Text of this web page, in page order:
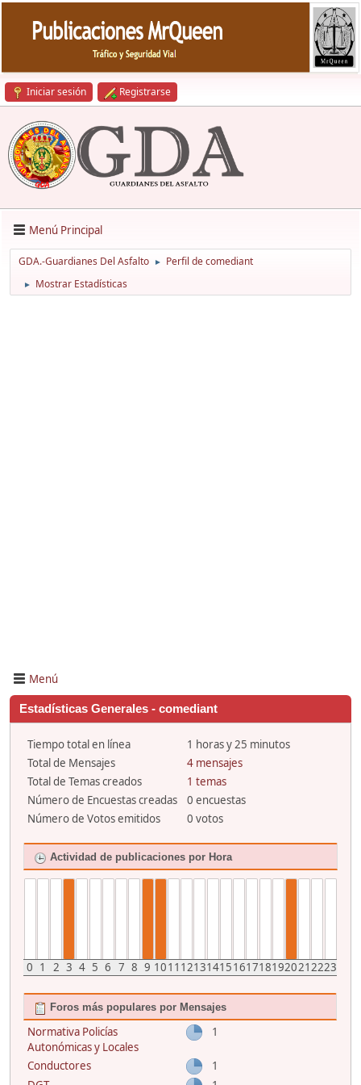
Iniciar sesión Registrarse
Menú Principal
GDA.-Guardianes Del Asfalto ► Perfil de comediant
► Mostrar Estadísticas
Menú
Estadísticas Generales - comediant
Tiempo total en línea
1 horas y 25 minutos
Total de Mensajes
4 mensajes
Total de Temas creados
1 temas
Número de Encuestas creadas
0 encuestas
Número de Votos emitidos
0 votos
Actividad de publicaciones por Hora
0 1 2 3 4 5 6 7 8 9 1011 121314151617181920212223
Foros más populares por Mensajes
Normativa Policías
Autonómicas y Locales
1
Conductores
1